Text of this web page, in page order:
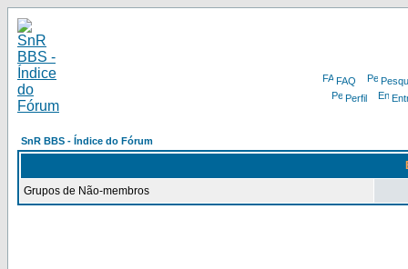
FAQ
Perfil
SnR BBS - Índice do Fórum
Grupos de Não-membros